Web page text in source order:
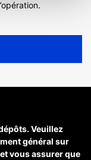
Veuillez
général sur
vous assurer que